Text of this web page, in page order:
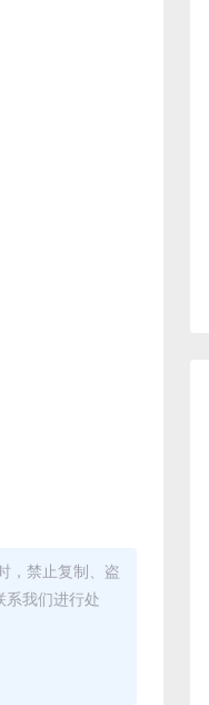
，禁止复制、盗
系我们进行处